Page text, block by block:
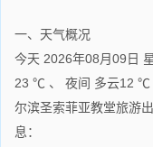
一、天气概况
今天 2026年08月09日
23 ℃ 、 夜间 多云12 ℃
尔滨圣索菲亚教堂旅游
息：